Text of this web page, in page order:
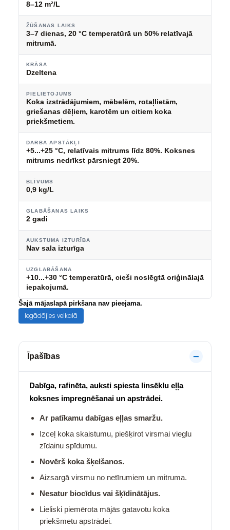
8–12 m²/L
ŽŪŠANAS LAIKS
3–7 dienas, 20 °C temperatūrā un 50% relatīvajā
mitrumā.
KRĀSA
Dzeltena
PIELIETOJUMS
Koka izstrādājumiem, mēbelēm, rotaļlietām,
griešanas dēļiem, karotēm un citiem koka
priekšmetiem.
DARBA APSTĀKĻI
+5...+25 °C, relatīvais mitrums līdz 80%. Koksnes
mitrums nedrīkst pārsniegt 20%.
BLĪVUMS
0,9 kg/L
GLABĀŠANAS LAIKS
2 gadi
AUKSTUMA IZTURĪBA
Nav sala izturīga
UZGLABĀŠANA
+10...+30 °C temperatūrā, cieši noslēgtā oriģinālajā
iepakojumā.
Šajā mājaslapā pirkšana nav pieejama.
Iegādājies veikalā
Īpašības
Dabīga, rafinēta, auksti spiesta linsēklu eļļa
koksnes impregnēšanai un apstrādei.
Ar patīkamu dabīgas eļļas smaržu.
Izceļ koka skaistumu, piešķirot virsmai vieglu
zīdainu spīdumu.
Novērš koka šķelšanos.
Aizsargā virsmu no netīrumiem un mitruma.
Nesatur biocīdus vai šķīdinātājus.
Lieliski piemērota mājās gatavotu koka
priekšmetu apstrādei.